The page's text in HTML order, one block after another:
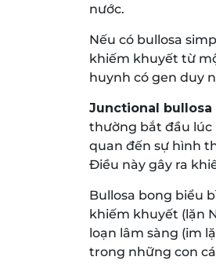
nước.
Nếu có bullosa
khiếm khuyết từ
huynh có gen duy
Junctional bullosa
thường bắt đầu lúc
quan đến sự hình
Điều này gây ra
Bullosa bong biểu
khiếm khuyết (lặn
loạn lâm sàng (im
trong những con